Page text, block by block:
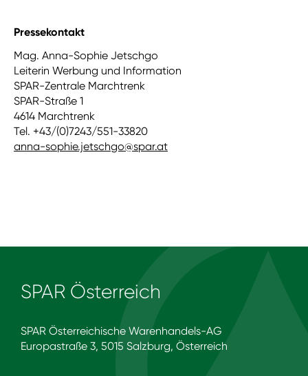
Pressekontakt
Mag. Anna-Sophie Jetschgo
Leiterin Werbung und Information
SPAR-Zentrale Marchtrenk
SPAR-Straße 1
4614 Marchtrenk
Tel. +43/(0)7243/551-33820
anna-sophie.jetschgo@spar.at
SPAR Österreich
SPAR Österreichische Warenhandels-AG
Europastraße 3, 5015 Salzburg, Österreich